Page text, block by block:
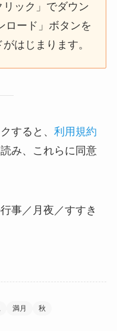
ック」でダウン
ロード」ボタンを
はじまります。
すると、 利用規約
み、これらに同意
事／月夜／すすき
満月 秋